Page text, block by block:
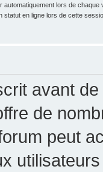
automatiquement lors de chaque
statut en ligne lors de cette
avant
de
peut